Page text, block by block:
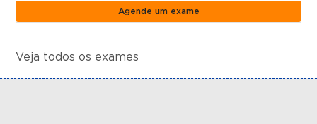
Agende um exame
Veja todos os exames